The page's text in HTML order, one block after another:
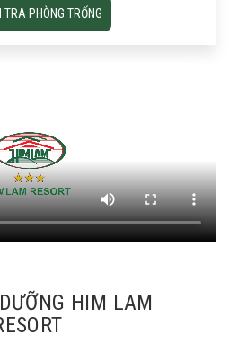
TRA PHÒNG TRỐNG
HIM LAM